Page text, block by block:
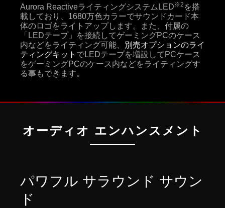
Aurora ReactiveライティングシステムLED※2 を搭
載しており、1680万色カラーでサウンドカード本
体のロゴをライトアップします。また、付属の
「LEDテープ」を接続してゲーミングPCのケース
内などをライティング可能、
別売オプションのライ
ティングキット でLEDテープを増設してPCケース
をゲーミングPCのケース内などをライティングす
る事もできます。
オーディオ エンハンスメント
パワフル サラウンド サウン
ド